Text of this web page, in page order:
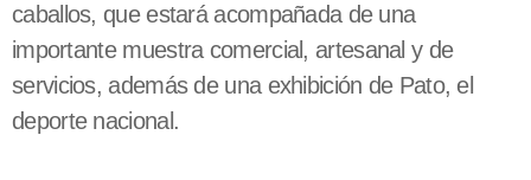
caballos, que estará acompañada de una
importante muestra comercial, artesanal y de
servicios, además de una exhibición de Pato, el
deporte nacional.